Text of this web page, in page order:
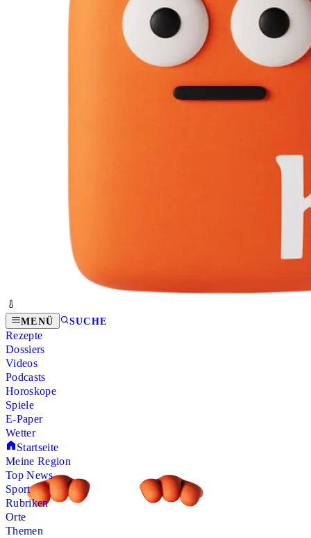
MENÜ SUCHE
Rezepte
Dossiers
Videos
Podcasts
Horoskope
Spiele
E-Paper
Wetter
Startseite
Meine Region
Top News
Sport
Rubriken
Orte
Themen